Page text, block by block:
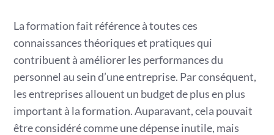
La formation fait référence à toutes ces
connaissances théoriques et pratiques qui
contribuent à améliorer les performances du
personnel au sein d’une entreprise. Par conséquent,
les entreprises allouent un budget de plus en plus
important à la formation. Auparavant, cela pouvait
être considéré comme une dépense inutile, mais